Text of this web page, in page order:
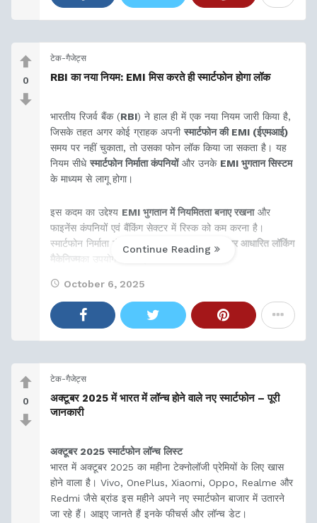
0
टेक-गैजेट्स
RBI का नया नियम: EMI मिस करते ही स्मार्टफोन होगा लॉक
भारतीय रिजर्व बैंक (RBI) ने हाल ही में एक नया नियम जारी किया है,
जिसके तहत अगर कोई ग्राहक अपनीस्मार्टफोन की EMI (ईएमआई)
समय पर नहीं चुकाता, तो उसका फोन लॉक किया जा सकता है। यह
नियम सीधेस्मार्टफोन निर्माता कंपनियोंऔर उनके EMI भुगतान सिस्टम
के माध्यम से लागू होगा।
इस कदम का उद्देश्य EMI भुगतान में नियमितता बनाए रखनाऔर
फाइनेंस कंपनियों एवं बैंकिंग सेक्टर में रिस्क को कम करना है।
स्मार्टफोन निर्माता कंपनियां अपने डिवाइस में
सॉफ्टवेयर आधारित लॉकिंग
मैकेनिज्मका उपयोग करके इस नियम को अमल में
Continue Reading
October 6, 2025
0
टेक-गैजेट्स
अक्टूबर 2025 में भारत में लॉन्च होने वाले नए स्मार्टफोन – पूरी
जानकारी
अक्टूबर 2025 स्मार्टफोन लॉन्च लिस्ट
भारत में अक्टूबर 2025 का महीना टेक्नोलॉजी प्रेमियों के लिए खास
होने वाला है। Vivo, OnePlus, Xiaomi, Oppo, Realme और
Redmi जैसे ब्रांड इस महीने अपने नए स्मार्टफोन बाजार में उतारने
जा रहे हैं। आइए जानते हैं इनके फीचर्स और लॉन्च डेट।